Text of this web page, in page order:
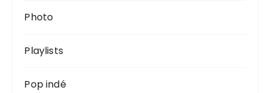
Photo
Playlists
Pop indé